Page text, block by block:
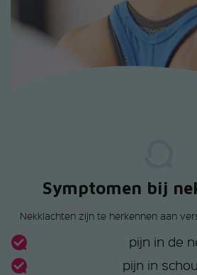
Symptomen bij
Nekklachten zijn te herkennen aan
pijn in de
pijn in